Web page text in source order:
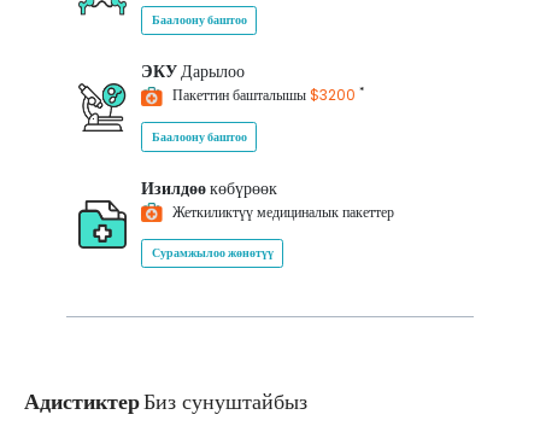
Баалоону баштоо
ЭКУДарылоо
Пакеттин башталышы$3200 *
Баалоону баштоо
Изилдөөкөбүрөөк
Жеткиликтүү медициналык пакеттер
Сурамжылоо жөнөтүү
АдистиктерБиз сунуштайбыз